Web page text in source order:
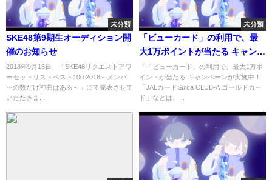
未分類
SKE48第9期生オーディション開
催のお知らせ
2018年9月16日、「SKE48リクエストアワ
ーセットリストベスト100 2018～メンバ
ーの数だけ神曲はある～」にて発表させて
いただきま...
未分類
「ビューカード」の利用で、最
大1万ポイントが当たる キャンペ
ーンが実施中！「JALカード
Suica CLUB-A ゴールドカー
ド」などは、当選確率が10倍に
すすめ最新ニュース[2022年]
「「ビューカード」の利用で、最大1万ポ
イントが当たる キャンペーンが実施中！
「JALカードSuica CLUB-A ゴールドカー
ド」などは、...